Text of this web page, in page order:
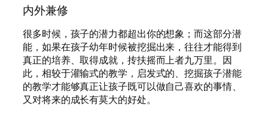
内外兼修
很多时候，孩子的潜力都超出你的想象；而这部分潜
能，如果在孩子幼年时候被挖掘出来，往往才能得到
真正的培养、取得成就，抟扶摇而上者九万里。因
此，相较于灌输式的教学，启发式的、挖掘孩子潜能
的教学才能够真正让孩子既可以做自己喜欢的事情、
又对将来的成长有莫大的好处。